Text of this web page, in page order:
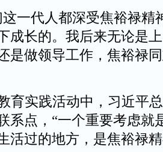
一代人都深受焦裕禄精
成长的。我后来无论是
是做领导工作，焦裕禄
育实践活动中，习近平
系点，“一个重要考虑就
活过的地方，是焦裕禄